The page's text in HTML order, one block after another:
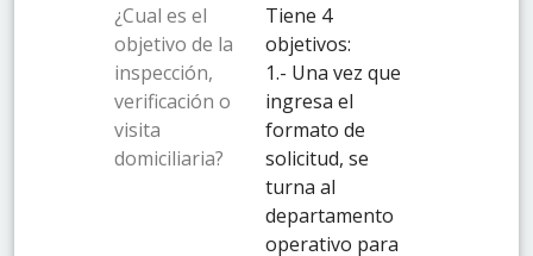
¿Cual es el
objetivo de la
inspección,
verificación o
visita
domiciliaria?
Tiene 4
objetivos:
1.- Una vez que
ingresa el
formato de
solicitud, se
turna al
departamento
operativo para